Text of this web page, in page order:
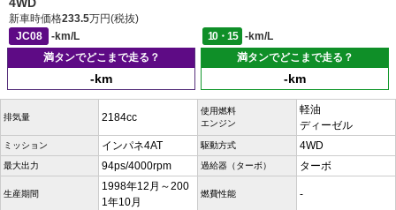
4WD
新車時価格233.5万円(税抜)
JC08
-km/L 10・15
-km/L
満タンでどこまで走る？
-km
満タンでどこまで走る？
-km
排気量 2184cc
使用燃料
エンジン
軽油
ディーゼル
ミッション インパネ4AT 駆動方式 4WD
最大出力 94ps/4000rpm 過給器（ターボ） ターボ
生産期間
1998年12月～200
1年10月
燃費性能 -